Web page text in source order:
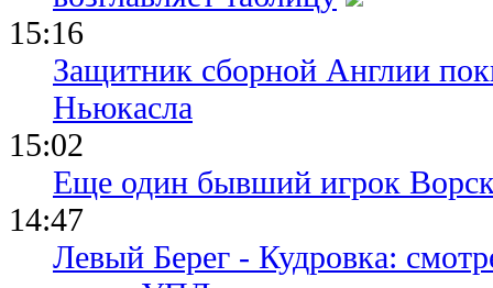
15:16
Защитник сборной Англии
Ньюкасла
15:02
Еще один бывший игрок
14:47
Левый Берег - Кудровка: